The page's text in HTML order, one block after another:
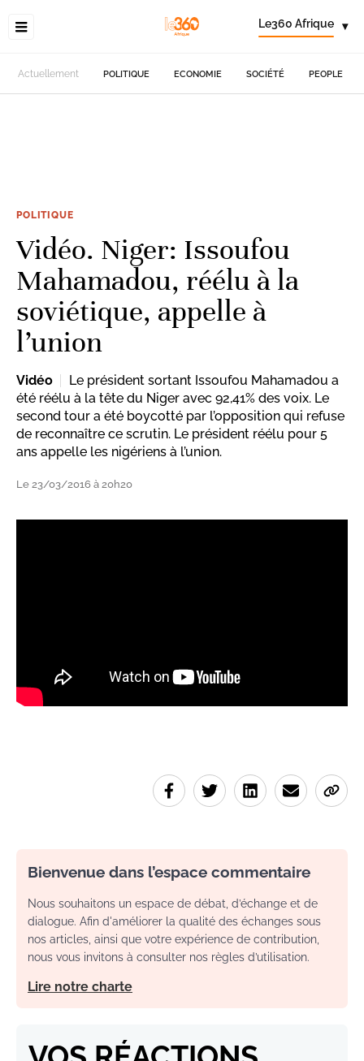
Le360 Afrique ▾
Actuellement POLITIQUE ECONOMIE SOCIÉTÉ PEOPLE
POLITIQUE
Vidéo. Niger: Issoufou
Mahamadou, réélu à la
soviétique, appelle à
l’union
Vidéo
Le président sortant Issoufou Mahamadou a
été réélu à la tête du Niger avec 92,41% des voix. Le
second tour a été boycotté par l’opposition qui refuse
de reconnaître ce scrutin. Le président réélu pour 5
ans appelle les nigériens à l’union.
Le 23/03/2016 à 20h20
Bienvenue dans l’espace commentaire
Nous souhaitons un espace de débat, d’échange et de
dialogue. Afin d'améliorer la qualité des échanges sous
nos articles, ainsi que votre expérience de contribution,
nous vous invitons à consulter nos règles d’utilisation.
Lire notre charte